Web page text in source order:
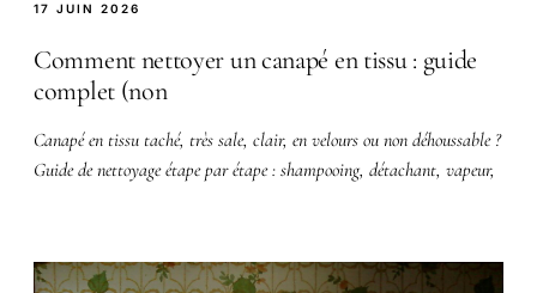
17 JUIN 2026
Comment nettoyer un canapé en tissu : guide
complet (non
Canapé en tissu taché, très sale, clair, en velours ou non déhoussable ?
Guide de nettoyage étape par étape : shampooing, détachant, vapeur,